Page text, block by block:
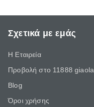
Σχετικά με εμάς
Η Εταιρεία
Προβολή στο 11888 giaola
Blog
Όροι χρήσης